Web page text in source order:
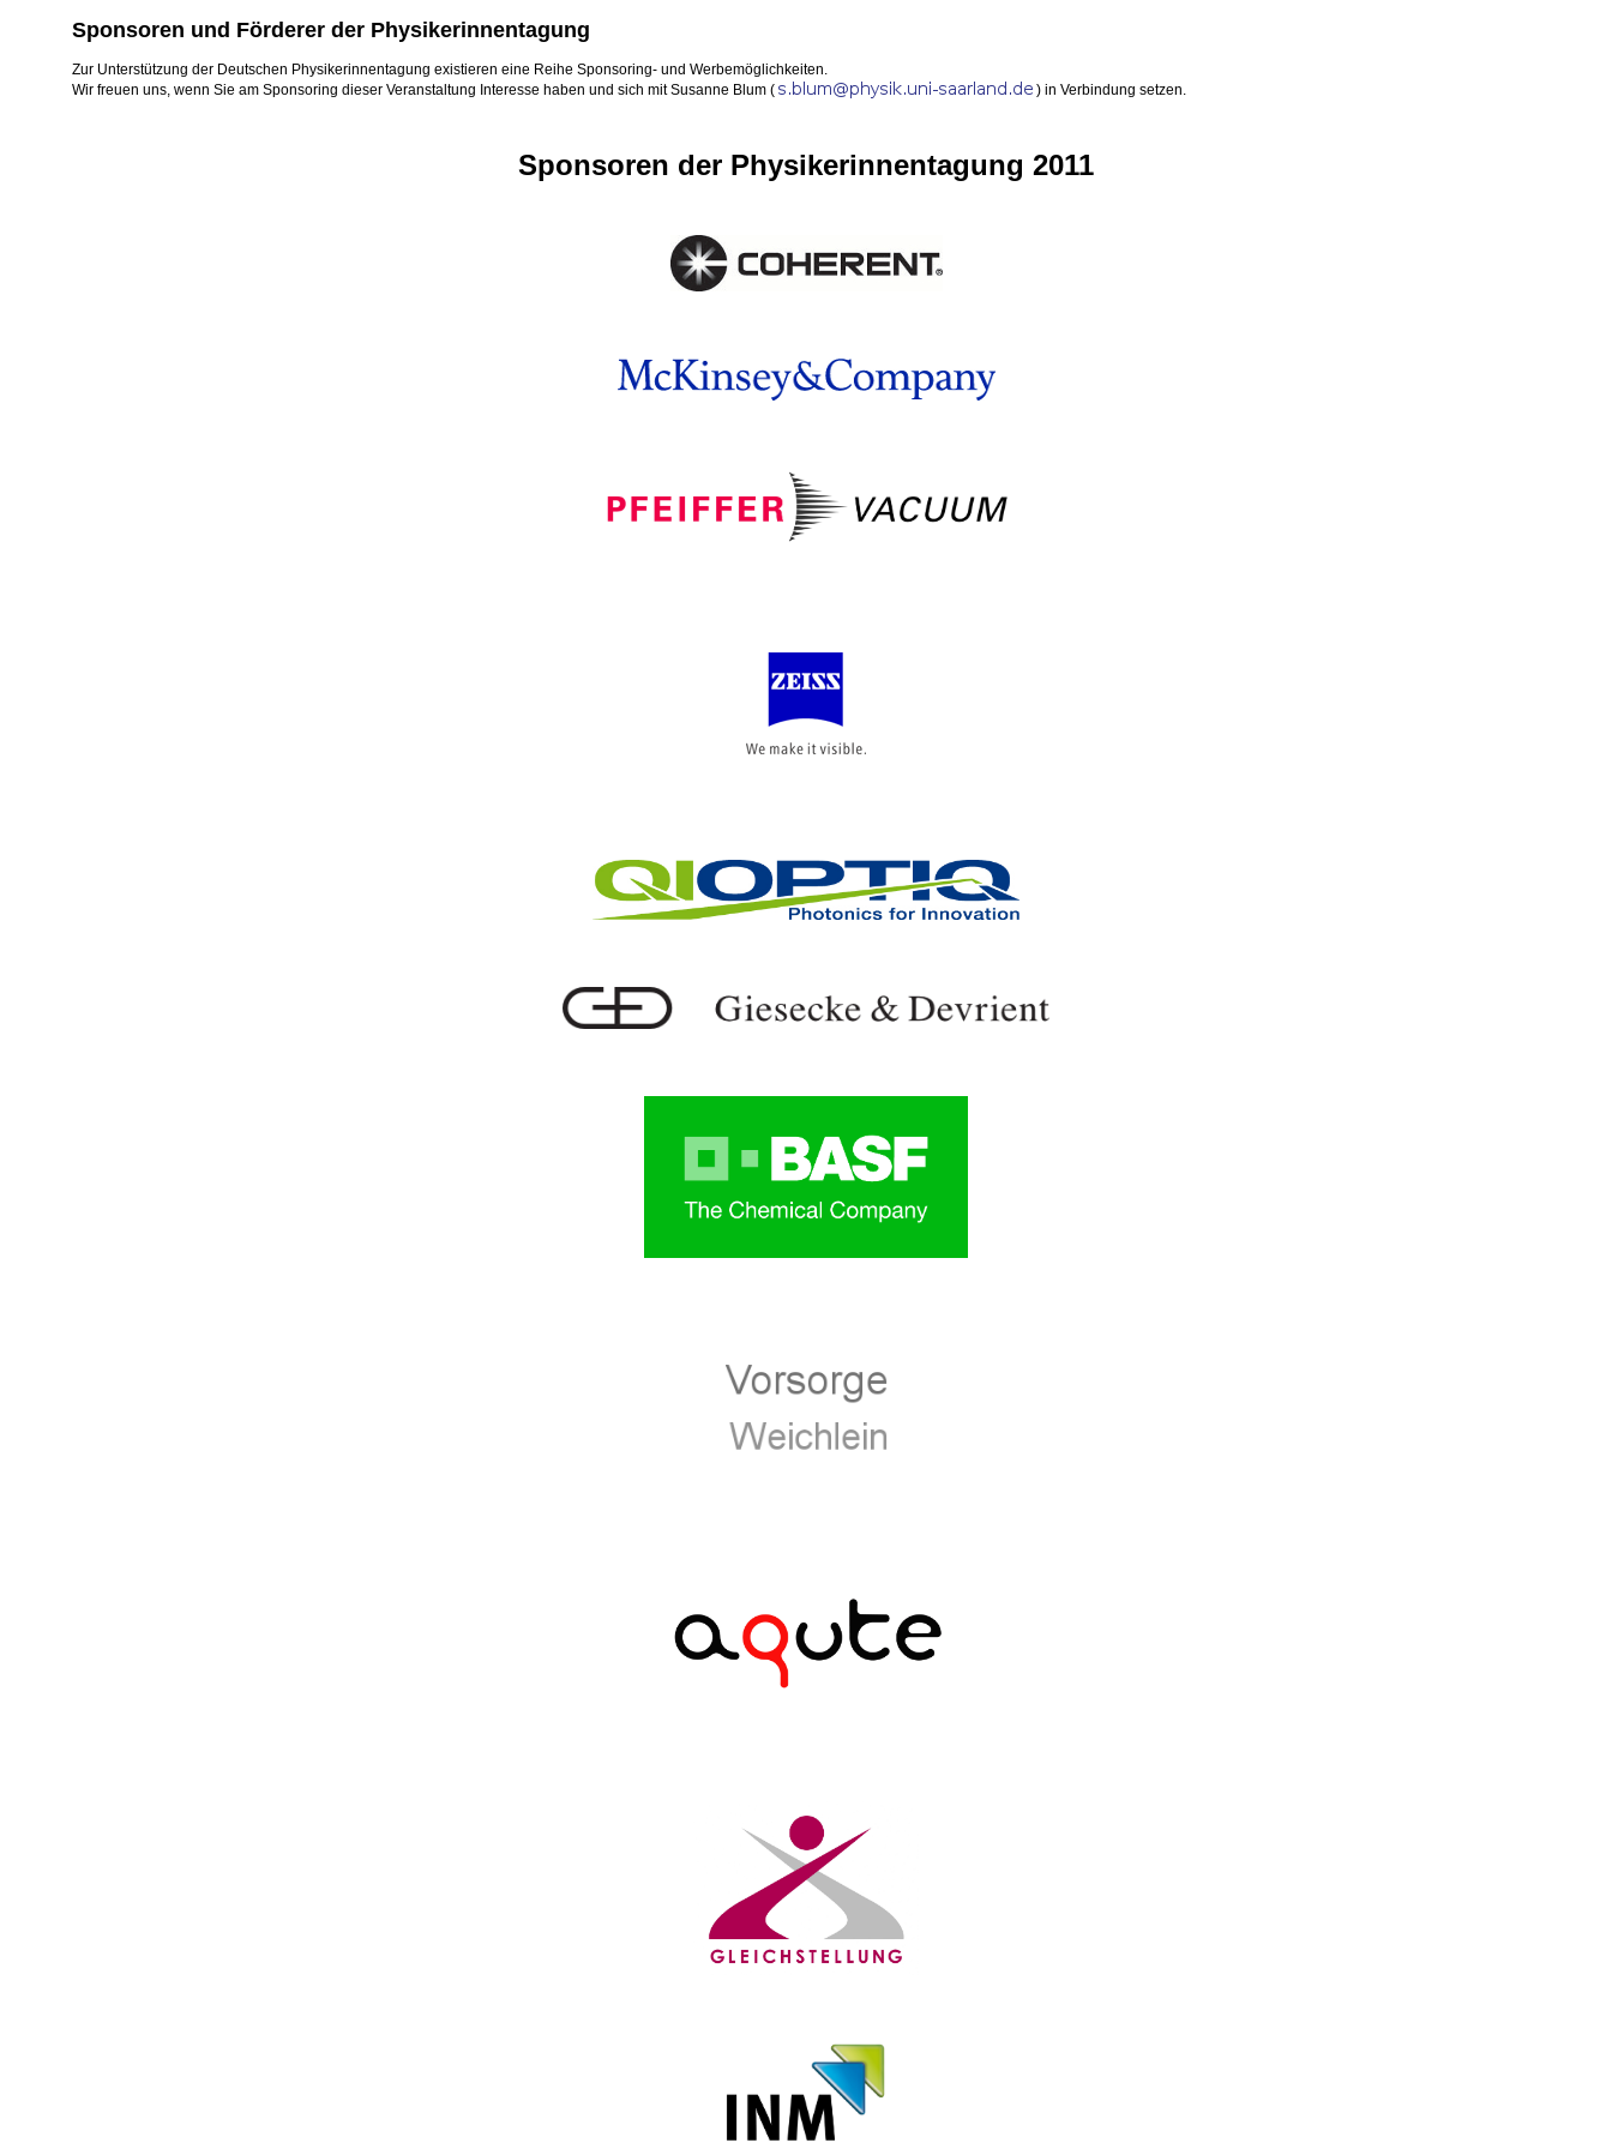
Sponsoren und Förderer der Physikerinnentagung
Zur Unterstützung der Deutschen Physikerinnentagung existieren eine Reihe Sponsoring- und Werbemöglichkeiten.
Wir freuen uns, wenn Sie am Sponsoring dieser Veranstaltung Interesse haben und sich mit Susanne Blum (
) in Verbindung setzen.
Sponsoren der Physikerinnentagung 2011